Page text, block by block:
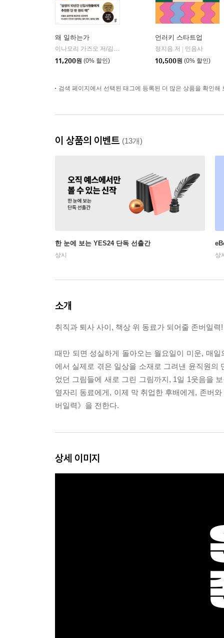
왜 일하는가
다산북스
11,200원 (0% 할인)
언러키 스타트업
정지음 저 | 민음사
10,500원 (0% 할인)
검색 페이지에서 선택된 태그에 등록된 더 많은 상품을 확인해
이 상품의 이벤트 (13개)
한 눈에 보는 YES24 단독 선출간
상시 상
소개
취직과 퇴사 사이, 책상 위 동료가 되어줄 존버일력!
때만 되면 성실하게 돌아오는 월요일이 미운, 매
에서 실제로 겪은 일상을 소재로 그려낸 윤직원
었던 그림들에 새로 그린 그림까지, 1일 1웃음을
옆자리 동료에게, 이제 막 취업한 후배에게, 존버
버일력》을 전한다.
상세 이미지